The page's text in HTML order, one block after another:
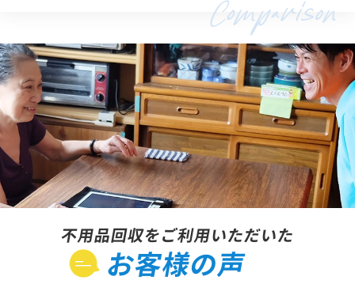
不用品回収をご利用いただいた
お客様の声